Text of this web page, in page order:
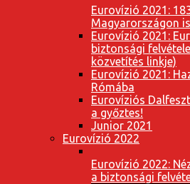
Eurovízió 2021:
Magyarországon
Eurovízió 2021:
biztonsági
közvetítés linkje)
Eurovízió 2021:
Rómába
Eurovíziós
a győztes!
Junior 2021
Eurovízió 2022
Eurovízió 2022:
a biztonsági